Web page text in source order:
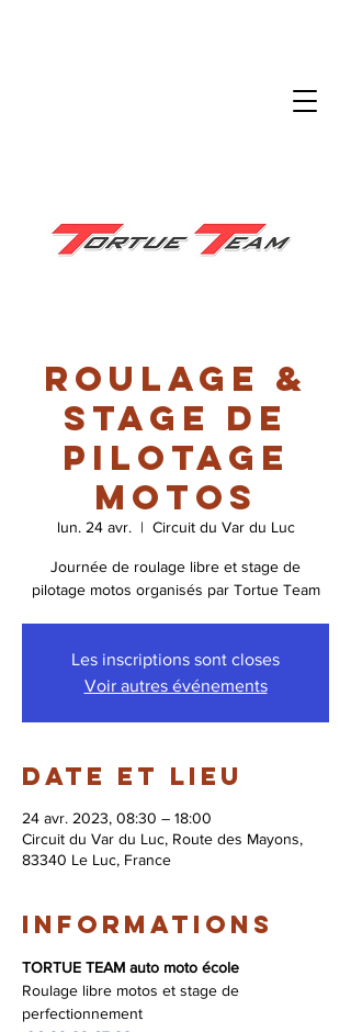
Roulage &
stage de
pilotage
motos
lun. 24 avr.
  |
Circuit du Var du Luc
Journée de roulage libre et stage de
pilotage motos organisés par Tortue Team
Les inscriptions sont closes
Voir autres événements
Date et lieu
24 avr. 2023, 08:30 – 18:00
Circuit du Var du Luc, Route des Mayons,
83340 Le Luc, France
Informations
TORTUE TEAM auto moto école
Roulage libre motos et stage de
perfectionnement